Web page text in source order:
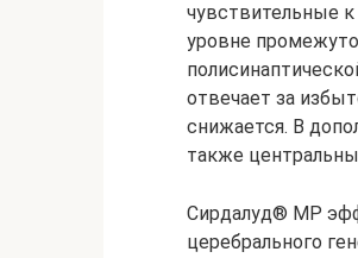
чувствительные
уровне
отвечает за
снижается. В
также
Сирдалуд® МР
церебрального